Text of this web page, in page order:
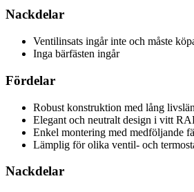
Nackdelar
Ventilinsats ingår inte och måste
Inga bärfästen ingår
Fördelar
Robust konstruktion med lång
Elegant och neutralt design i vitt
Enkel montering med medföljande
Lämplig för olika ventil- och
Nackdelar